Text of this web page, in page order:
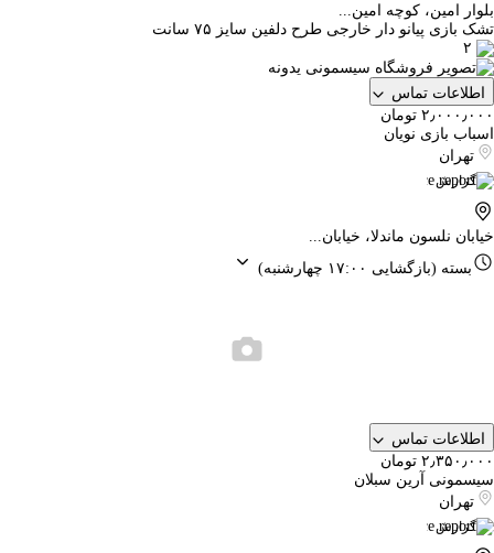
بلوار امین، کوچه امین...
تشک بازی پیانو دار خارجی طرح دلفین سایز ۷۵ سانت
۲
اطلاعات تماس
۲٫۰۰۰٫۰۰۰ تومان
اسباب بازی نویان
تهران
گزارش
خیابان نلسون ماندلا، خیابان...
بسته (بازگشایی ۱۷:۰۰ چهارشنبه)
اطلاعات تماس
۲٫۳۵۰٫۰۰۰ تومان
سیسمونی آرین سبلان
تهران
گزارش